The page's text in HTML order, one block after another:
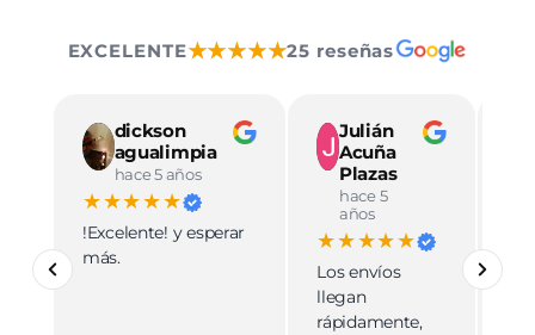
EXCELENTE★★★★★25 reseñas
dickson
agualimpia
hace 5 años
★★★★★
!Excelente! y esperar
más.
Julián
Acuña
Plazas
hace 5
años
★★★★★
Los envíos
llegan
rápidamente,